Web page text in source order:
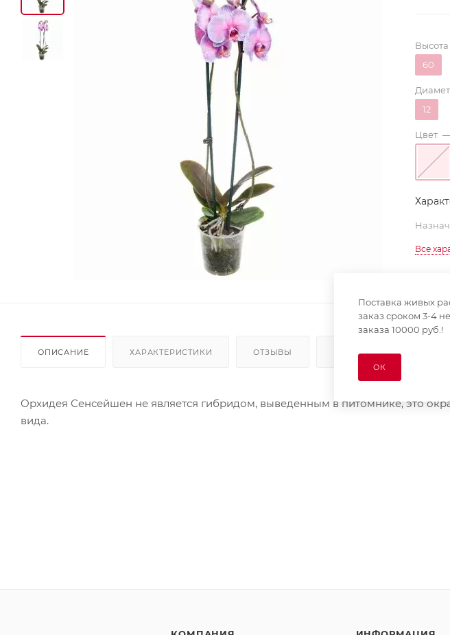
Высота
60
12
Цвет
Все
ОПИСАНИЕ ХАРАКТЕРИСТИКИ ОТЗЫВЫ КАК КУПИТЬ
Орхидея Сенсейшен не является гибридом, выведенным в питомнике, это
вида.
Поставка живых
заказ сроком 3-4
заказа 10000 руб.!
ОК